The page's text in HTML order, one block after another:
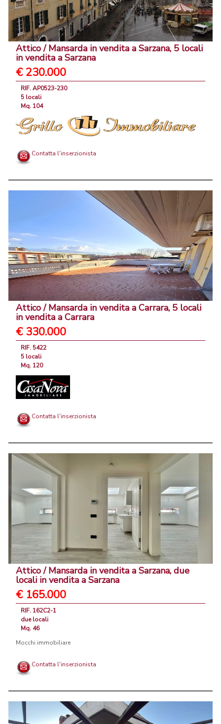
Attico / Mansarda in vendita a Sarzana, 5 locali
in vendita a Sarzana
€ 230.000
RIF. AP0523-230
5 locali
Mq. 104
Contatta l'inserzionista
Attico / Mansarda in vendita a Carrara, 5 locali
in vendita a Carrara
€ 330.000
RIF. 5422
5 locali
Mq. 120
Contatta l'inserzionista
Attico / Mansarda in vendita a Sarzana, due
locali in vendita a Sarzana
€ 165.000
RIF. 162C2-1
due locali
Mq. 46
Mocchi immobiliare
Contatta l'inserzionista